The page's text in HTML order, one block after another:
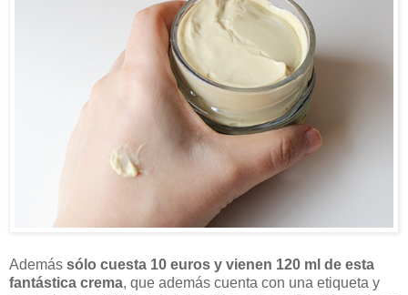
Además sólo cuesta 10 euros y vienen 120 ml de esta
fantástica crema, que además cuenta con una etiqueta y